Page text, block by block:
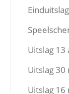
Uitslag 13
Uitslag
Uitslag